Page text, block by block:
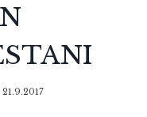
21.9.2017